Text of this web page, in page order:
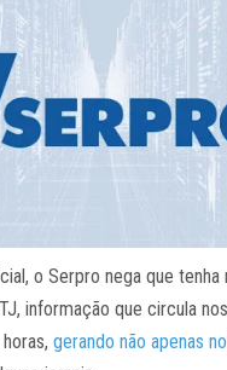
o Serpro nega que tenha
informação que circula
horas,gerando não apenas